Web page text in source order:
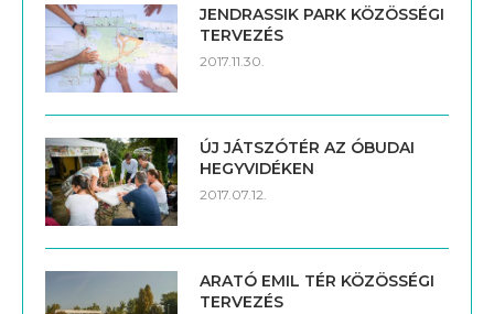
JENDRASSIK PARK KÖZÖSSÉGI
TERVEZÉS
2017.11.30.
ÚJ JÁTSZÓTÉR AZ ÓBUDAI
HEGYVIDÉKEN
2017.07.12.
ARATÓ EMIL TÉR KÖZÖSSÉGI
TERVEZÉS